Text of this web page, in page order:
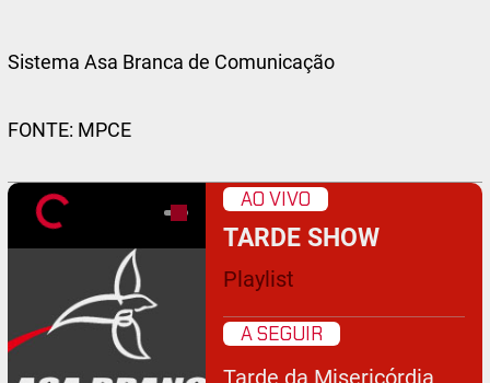
Sistema Asa Branca de Comunicação
FONTE: MPCE
AO VIVO
TARDE SHOW
Playlist
A SEGUIR
Tarde da Misericórdia